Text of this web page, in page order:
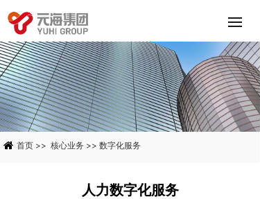
首页 >> 核心业务 >> 数字化服务
人力数字化服务